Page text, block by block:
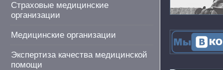
Страховые медицинские
организации
Медицинские организации
Экспертиза качества медицинской
помощи